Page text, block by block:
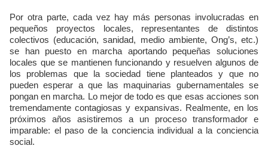
Por otra parte, cada vez hay más personas involucradas en
pequeños proyectos locales, representantes de distintos
colectivos (educación, sanidad, medio ambiente, Ong’s, etc.)
se han puesto en marcha aportando pequeñas soluciones
locales que se mantienen funcionando y resuelven algunos de
los problemas que la sociedad tiene planteados y que no
pueden esperar a que las maquinarias gubernamentales se
pongan en marcha. Lo mejor de todo es que esas acciones son
tremendamente contagiosas y expansivas. Realmente, en los
próximos años asistiremos a un proceso transformador e
imparable: el paso de la conciencia individual a la conciencia
social.